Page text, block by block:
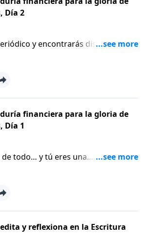
Día 2
y encontrarás discusiones
Desde el congreso hasta los
debates intensos. Y lo mismo
Recibe consejos prácticos para
Corazones.
financiera para la gloria de
Día 1
de todo… y tú eres una
lo que Él te ha confiado.Por eso,
Acompaña a Jan Thompson y
Wolgemuth en este episodio de
y reflexiona en la Escritura